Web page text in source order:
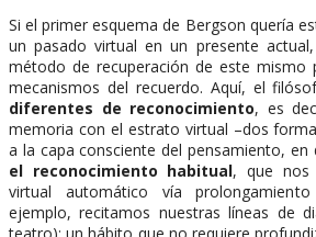
Si el primer esquema de Bergson quería
un pasado virtual en un presente
método de recuperación de este mismo
mecanismos del recuerdo. Aquí, el
diferentes de reconocimiento, es
memoria con el estrato virtual –dos
a la capa consciente del pensamiento, en
el reconocimiento habitual, que nos
virtual automático vía
ejemplo, recitamos nuestras líneas de
teatro); un hábito que no requiere